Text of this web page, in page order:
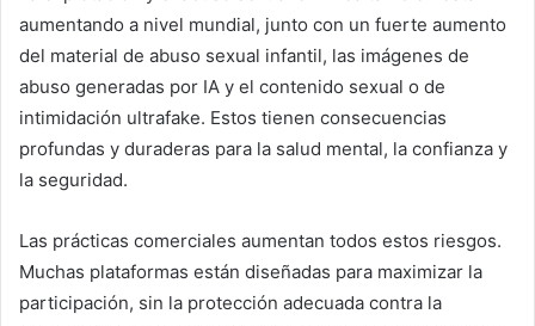
aumentando a nivel mundial, junto con un fuerte aumento
del material de abuso sexual infantil, las imágenes de
abuso generadas por IA y el contenido sexual o de
intimidación ultrafake. Estos tienen consecuencias
profundas y duraderas para la salud mental, la confianza y
la seguridad.
Las prácticas comerciales aumentan todos estos riesgos.
Muchas plataformas están diseñadas para maximizar la
participación, sin la protección adecuada contra la